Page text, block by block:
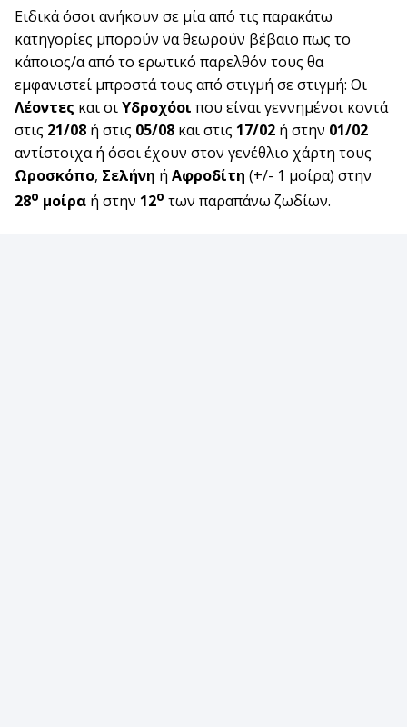
Ειδικά όσοι ανήκουν σε μία από τις παρακάτω
κατηγορίες μπορούν να θεωρούν βέβαιο πως το
κάποιος/α από το ερωτικό παρελθόν τους θα
εμφανιστεί μπροστά τους από στιγμή σε στιγμή: Οι
Λέοντες και οιΥδροχόοι που είναι γεννημένοι κοντά
στις 21/08 ή στις 05/08 και στις 17/02 ή στην 01/02
αντίστοιχα ή όσοι έχουν στον γενέθλιο χάρτη τους
Ωροσκόπο, Σελήνη ή Αφροδίτη (+/- 1 μοίρα) στην
28ο μοίρα ή στην 12ο των παραπάνω ζωδίων.